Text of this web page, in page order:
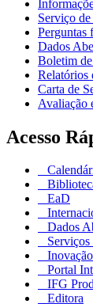
Serviço
Perguntas
Dados
Boletim
Relatórios
Carta de
Avaliação
Acesso
EaD
Dados
Inovação
Portal
IFG
Editora